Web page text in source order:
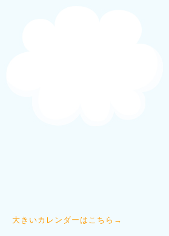
大きいカレンダーはこちら→